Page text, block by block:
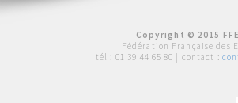
Copyright © 2015
Fédération Française des
tél : 01 39 44 65 80 | contact :